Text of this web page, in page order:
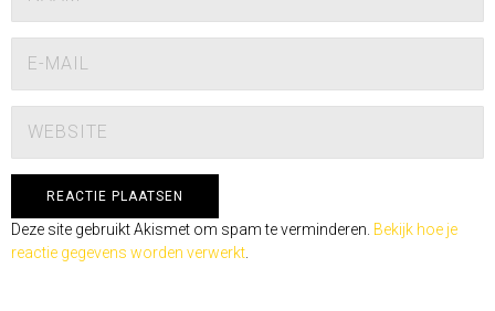
Deze site gebruikt Akismet om spam te verminderen. Bekijk hoe je
reactie gegevens worden verwerkt